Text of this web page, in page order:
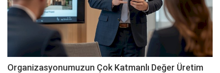
Organizasyonumuzun Çok Katmanlı Değer Üretim